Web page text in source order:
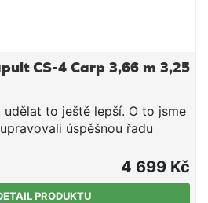
CS-4 Carp 3,66 m 3,25
to ještě lepší. O to jsme
úspěšnou řadu
svých předchůdců, zejména
rozhodli jsme se pro
výkonného uhlíku se
4 699 Kč
PRODUKTU